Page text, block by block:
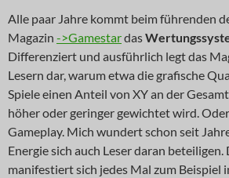
Alle paar Jahre kommt beim führenden
Magazin ->Gamestardas
Differenziert und ausführlich legt das
Lesern dar, warum etwa die grafische
Spiele einen Anteil von XY an der
höher oder geringer gewichtet wird.
Gameplay. Mich wundert schon seit
Energie sich auch Leser daran beteiligen.
manifestiert sich jedes Mal zum Beispiel